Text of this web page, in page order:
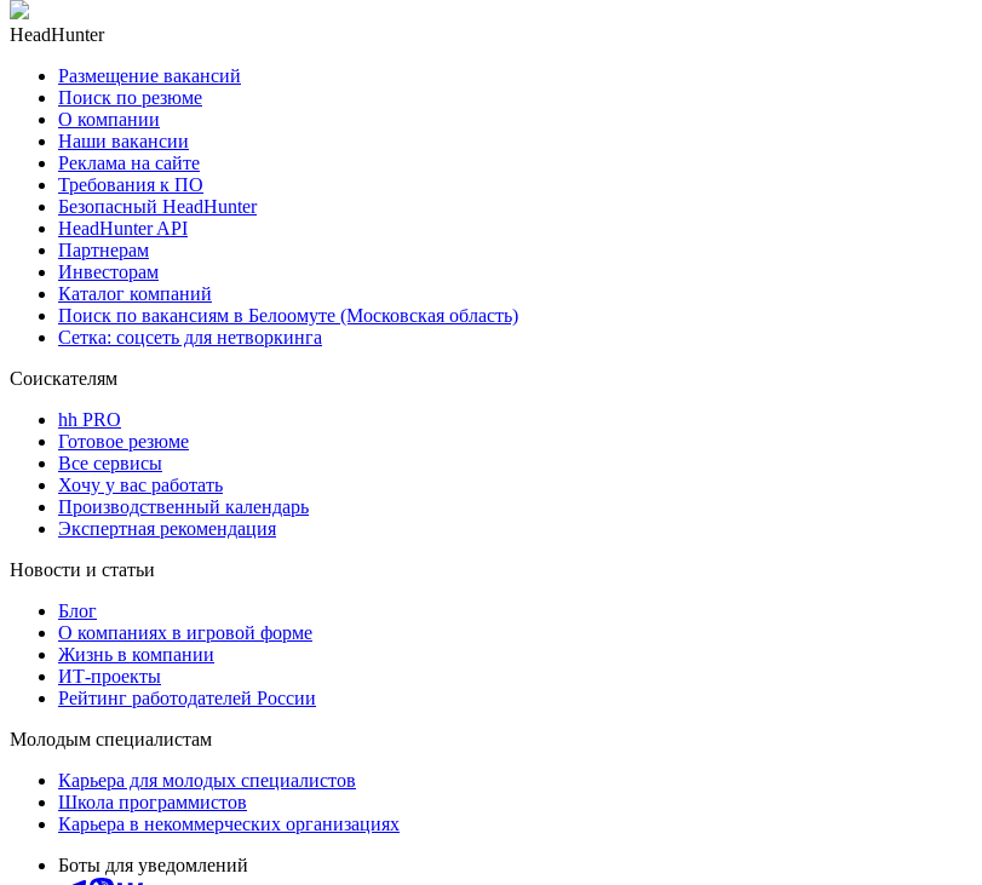
HeadHunter
Размещение вакансий
Поиск по резюме
О компании
Наши вакансии
Реклама на сайте
Требования к ПО
Безопасный HeadHunter
HeadHunter API
Партнерам
Инвесторам
Каталог компаний
Поиск по вакансиям в Белоомуте (Московская область)
Сетка: соцсеть для нетворкинга
Соискателям
hh PRO
Готовое резюме
Все сервисы
Хочу у вас работать
Производственный календарь
Экспертная рекомендация
Новости и статьи
Блог
О компаниях в игровой форме
Жизнь в компании
ИТ-проекты
Рейтинг работодателей России
Молодым специалистам
Карьера для молодых специалистов
Школа программистов
Карьера в некоммерческих организациях
Боты для уведомлений